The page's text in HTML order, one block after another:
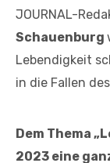
JOURNAL-
Schauenburg
Lebendigkeit
in die Fallen
Dem Thema
2023 eine